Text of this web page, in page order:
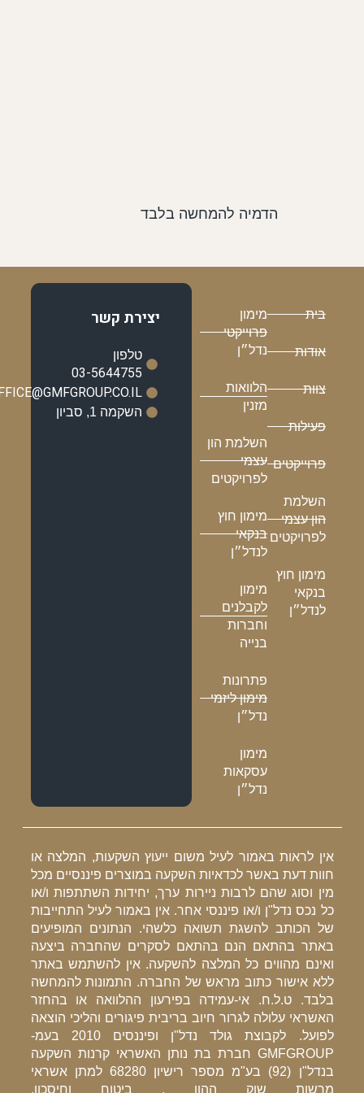
הדמיה להמחשה בלבד
בית
אודות
צוות
פעילות
פרוייקטים
השלמת
הון עצמי
לפרויקטים
מימון חוץ
בנקאי
לנדל״ן
מימון
פרוייקטי
נדל״ן
הלוואות
מזנין
השלמת הון
עצמי
לפרויקטים
מימון חוץ
בנקאי
לנדל״ן
מימון
לקבלנים
וחברות
בנייה
פתרונות
מימון ליזמי
נדל״ן
מימון
עסקאות
נדל״ן
יצירת קשר
טלפון
03-5644755
OFFICE@GMFGROUP.CO.IL
השקמה 1, סביון
אין לראות באמור לעיל משום ייעוץ השקעות, המלצה או
חוות דעת באשר לכדאיות השקעה במוצרים פיננסיים מכל
מין וסוג שהם לרבות ניירות ערך, יחידות השתתפות ו/או
כל נכס נדל"ן ו/או פיננסי אחר. אין באמור לעיל התחייבות
של הכותב להשגת תשואה כלשהי. הנתונים המופיעים
באתר בהתאם הנם בהתאם לסקרים שהחברה ביצעה
ואינם מהווים כל המלצה להשקעה. אין להשתמש באתר
ללא אישור כתוב מראש של החברה. התמונות להמחשה
בלבד. ט.ל.ח. אי-עמידה בפירעון ההלוואה או בהחזר
האשראי עלולה לגרור חיוב בריבית פיגורים והליכי הוצאה
לפועל. לקבוצת גולד נדל"ן ופיננסים 2010 בעמ-
GMFGROUP חברת בת נותן האשראי קרנות השקעה
בנדל"ן (92) בע"מ מספר רישיון 68280 למתן אשראי
מרשות שוק ההון , ביטוח וחיסכון.